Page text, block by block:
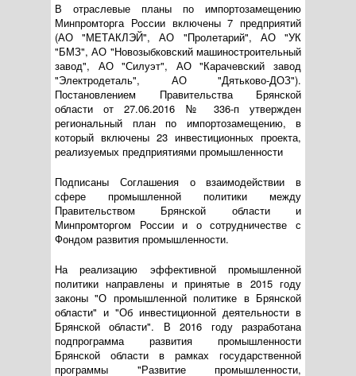
В отраслевые планы по импортозамещению
Минпромторга России включены 7 предприятий
(АО "МЕТАКЛЭЙ", АО "Пролетарий", АО "УК
"БМЗ", АО "Новозыбковский машиностроительный
завод", АО "Силуэт", АО "Карачевский завод
"Электродеталь", АО "Дятьково-ДОЗ").
Постановлением Правительства Брянской
области от 27.06.2016 № 336-п утвержден
региональный план по импортозамещению, в
который включены 23 инвестиционных проекта,
реализуемых предприятиями промышленности
Подписаны Соглашения о взаимодействии в
сфере промышленной политики между
Правительством Брянской области и
Минпромторгом России и о сотрудничестве с
Фондом развития промышленности.
На реализацию эффективной промышленной
политики направлены и принятые в 2015 году
законы "О промышленной политике в Брянской
области" и "Об инвестиционной деятельности в
Брянской области". В 2016 году разработана
подпрограмма развития промышленности
Брянской области в рамках государственной
программы "Развитие промышленности,